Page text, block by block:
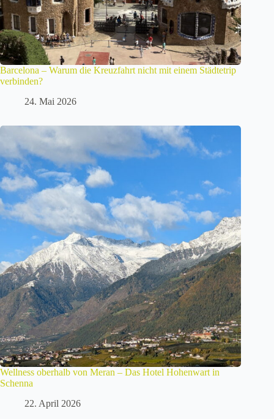
Barcelona – Warum die Kreuzfahrt nicht mit einem Städtetrip
verbinden?
24. Mai 2026
Wellness oberhalb von Meran – Das Hotel Hohenwart in
Schenna
22. April 2026